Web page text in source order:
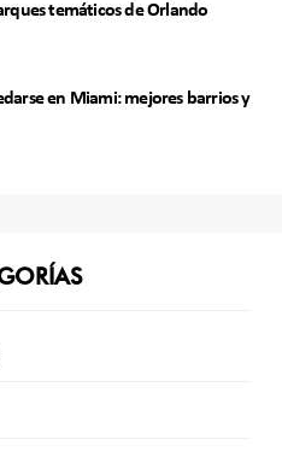
temáticos de Orlando
en Miami: mejores barrios y